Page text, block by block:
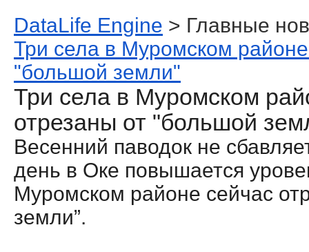
DataLife Engine > Главные
Три села в Муромском
"большой земли"
Три села в Муромском
отрезаны от "большой
Весенний паводок не
день в Оке повышается
Муромском районе сейчас
земли”.